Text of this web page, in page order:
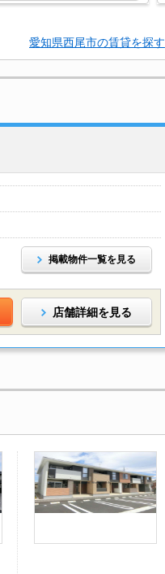
愛知県西尾市の賃貸を探す
掲載物件一覧を見る
店舗詳細を見る